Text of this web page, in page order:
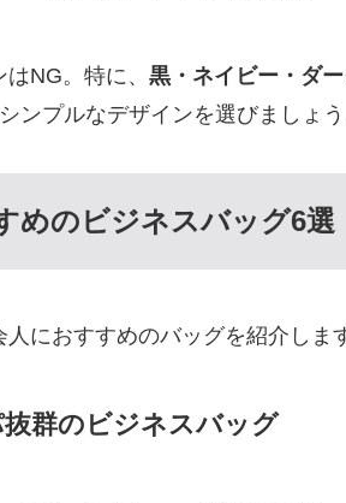
NG。特に、 黒・ネイビー・ダ
ンプルなデザインを選びましょう
めのビジネスバッグ6選
におすすめのバッグを紹介しま
群のビジネスバッグ